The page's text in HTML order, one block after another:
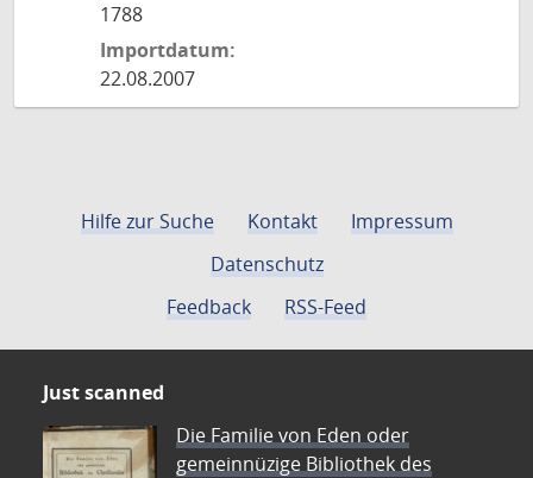
1788
Importdatum:
22.08.2007
Hilfe zur Suche Kontakt
Impressum
Datenschutz
Feedback
RSS-Feed
Just scanned
Die Familie von Eden oder
gemeinnüzige Bibliothek des